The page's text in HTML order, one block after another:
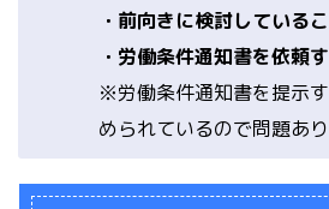
・前向きに検討している
・労働条件通知書を依頼
※労働条件通知書を提示
められているので問題あり